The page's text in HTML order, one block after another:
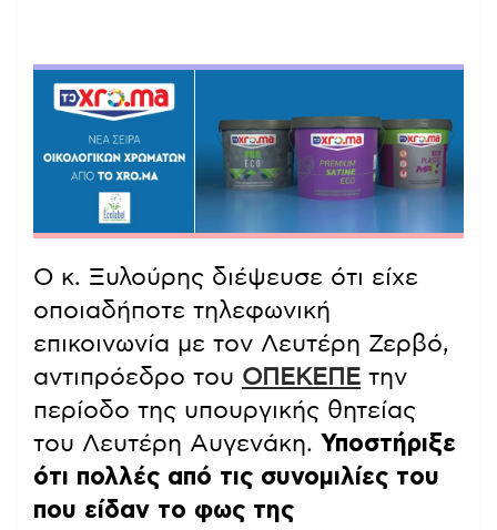
Ο κ. Ξυλούρης διέψευσε ότι είχε
οποιαδήποτε τηλεφωνική
επικοινωνία με τον Λευτέρη Ζερβό,
αντιπρόεδρο του ΟΠΕΚΕΠΕ την
περίοδο της υπουργικής θητείας
του Λευτέρη Αυγενάκη. Υποστήριξε
ότι πολλές από τις συνομιλίες του
που είδαν το φως της